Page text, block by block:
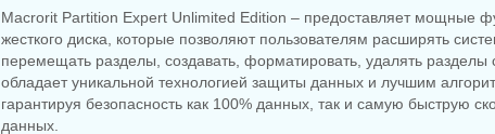
Macrorit Partition Expert Unlimited Edition – предоставляет мощные
жесткого диска, которые позволяют пользователям расширять
перемещать разделы, создавать, форматировать, удалять разделы
обладает уникальной технологией защиты данных и лучшим
гарантируя безопасность как 100% данных, так и самую быструю
данных.